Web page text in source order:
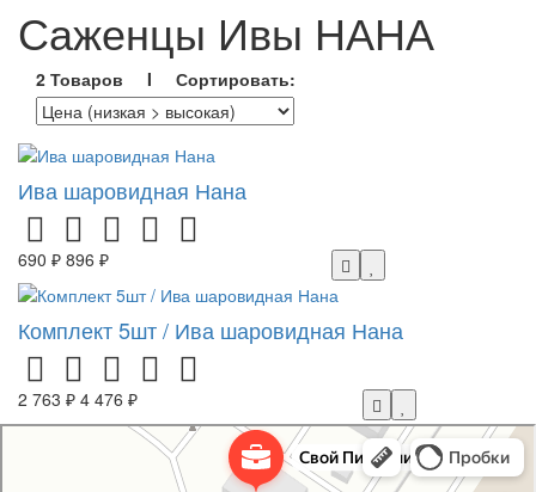
Саженцы Ивы НАНА
2 Товаров I Сортировать:
Ива шаровидная Нана
690 ₽ 896 ₽
Комплект 5шт / Ива шаровидная Нана
2 763 ₽ 4 476 ₽
Питомник растений в Москве